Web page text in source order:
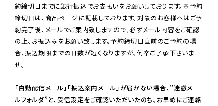
約締切日までに銀行振込でお支払いをお願いしております。※予約
締切日は、商品ページに記載しております。対象のお客様へはご予
約完了後、メールでご案内致しますので、必ずメール内容をご確認
の上、お振込みをお願い致します。予約締切日直前のご予約の場
合、振込期限までの日数が短くなりますが、何卒ご了承下さいま
せ。
「自動配信メール」「振込案内メール」が届かない場合、”迷惑メー
ルフォルダ”と、受信設定をご確認いただいたのち、お早めにご連絡